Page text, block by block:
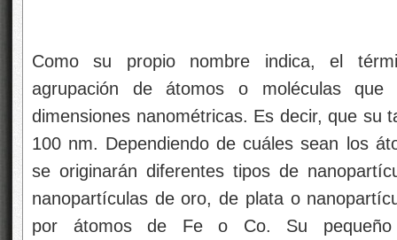
Como su propio nombre indica, el
agrupación de átomos o moléculas
dimensiones nanométricas. Es decir, que su
100 nm. Dependiendo de cuáles sean los
se originarán diferentes tipos de
nanopartículas de oro, de plata o
por átomos de Fe o Co. Su